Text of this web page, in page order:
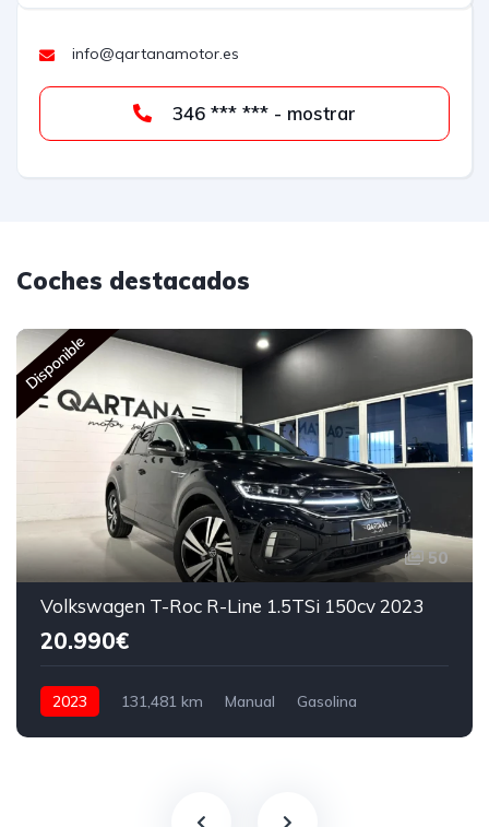
info@qartanamotor.es
346 *** *** - mostrar
Coches destacados
Disponible
50
Volkswagen T-Roc R-Line 1.5TSi 150cv 2023
20.990€
2023 131,481 km Manual
Gasolina